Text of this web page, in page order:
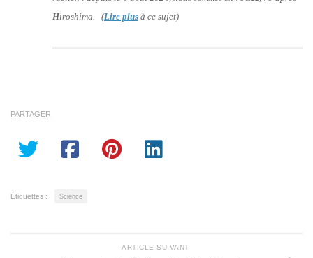
Hiroshima. (Lire plus à ce sujet)
PARTAGER
Étiquettes : Science
ARTICLE SUIVANT